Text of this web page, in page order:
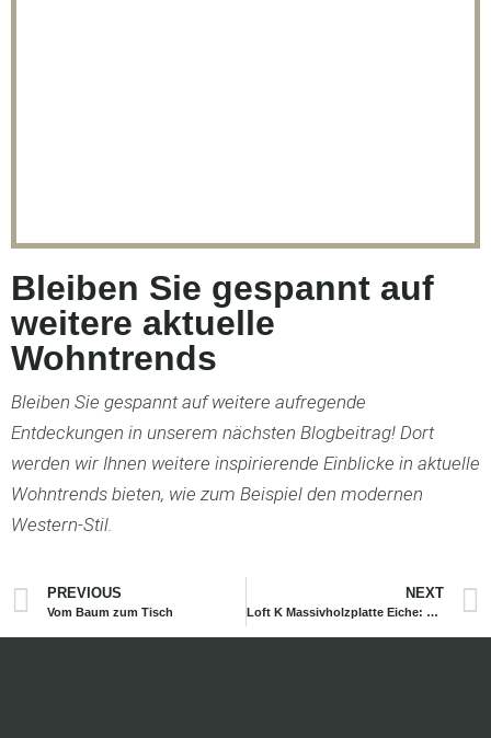
Bleiben Sie gespannt auf
weitere aktuelle
Wohntrends
Bleiben Sie gespannt auf weitere aufregende
Entdeckungen in unserem nächsten Blogbeitrag! Dort
werden wir Ihnen weitere inspirierende Einblicke in aktuelle
Wohntrends bieten, wie zum Beispiel den modernen
Western-Stil.
PREVIOUS
Vom Baum zum Tisch
NEXT
Loft K Massivholzplatte Eiche: Die moderne Rückkehr zur französischen Landhausidylle